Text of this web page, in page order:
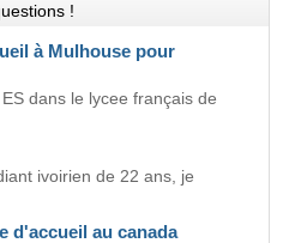
!
à Mulhouse pour
dans le lycee français de
ivoirien de 22 ans, je
d'accueil au canada